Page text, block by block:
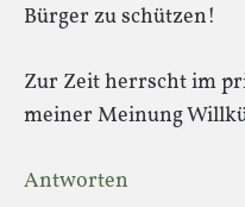
Bürger zu schützen!
Zur Zeit herrscht im
meiner Meinung
Antworten